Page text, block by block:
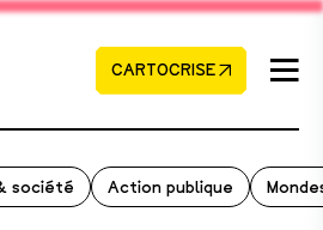
CARTOCRISE
société Action publique